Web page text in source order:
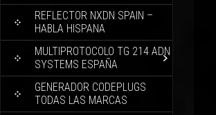
REFLECTOR NXDN SPAIN –
HABLA HISPANA
MULTIPROTOCOLO TG 214 ADN
SYSTEMS ESPAÑA
GENERADOR CODEPLUGS
TODAS LAS MARCAS